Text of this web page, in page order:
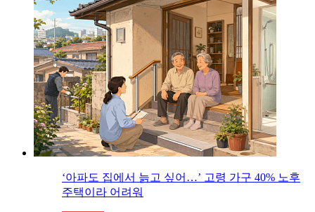
‘아파도 집에서 늙고 싶어…’ 고령 가구 40% 노후
주택이라 어려워